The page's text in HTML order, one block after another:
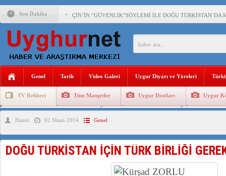
Son Dakika ÇİN’İN “GÜVENLİK”SÖYLEMİ İLE DOĞU TÜRKİSTAN’DA
PAKİSTAN,AFGANİSTAN’DA YAŞAYAN UYGURLARA
ANAHTAR PARTİ GENEL BAŞKANI AĞIRALİOĞLU :
ÇİN’İN DOĞU TÜRKİSTAN’DAKİ UYGULAMALARI
150 YILDIR KAYNAYAN YARAMIZ : ÇİN İŞGALİNDEKİ
ÇİN’İN UYGUR POLİTİKALARINI ÖVEN DİYANET
MHP’DEN URUMÇİ KATLİAMI MESAJİ : 05.07.2009
Genel Tarih Video Galeri Uygur Diyarı ve Yöreleri
TV Rehberi Tüm Manşetler Uygur Dostları Uygur
Uygurlarda Düğün ve Cenaze
Hamit 02 Nisan 2014 Genel
DOĞU TÜRKİSTAN İÇİN TÜRK BİRLİĞİ